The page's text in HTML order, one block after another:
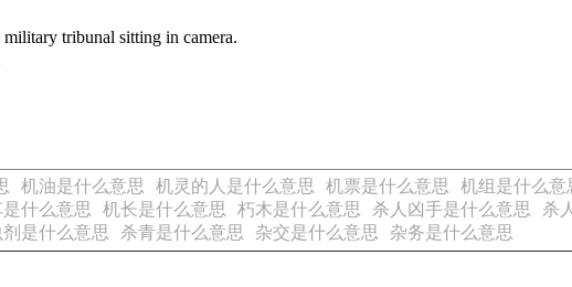
tribunal sitting in camera.
机油是什么意思 机灵的人是什么意思 机票是什么意思 机组是什么意
什么意思 机长是什么意思 朽木是什么意思 杀人凶手是什么意思 杀
剂是什么意思 杀青是什么意思 杂交是什么意思 杂务是什么意思